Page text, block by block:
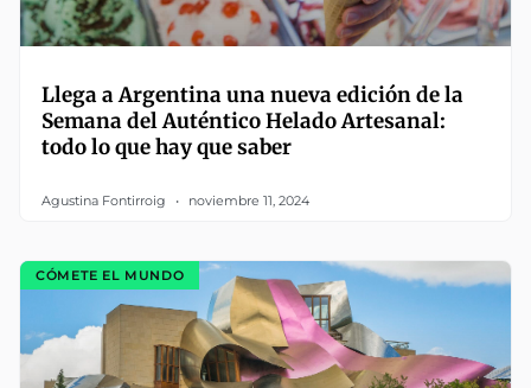
Llega a Argentina una nueva edición de la
Semana del Auténtico Helado Artesanal:
todo lo que hay que saber
Agustina Fontirroig noviembre 11, 2024
CÓMETE EL MUNDO